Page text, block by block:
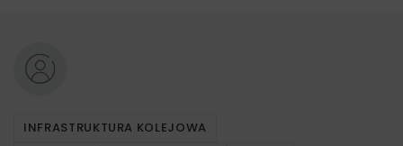
INFRASTRUKTURA KOLEJOWA